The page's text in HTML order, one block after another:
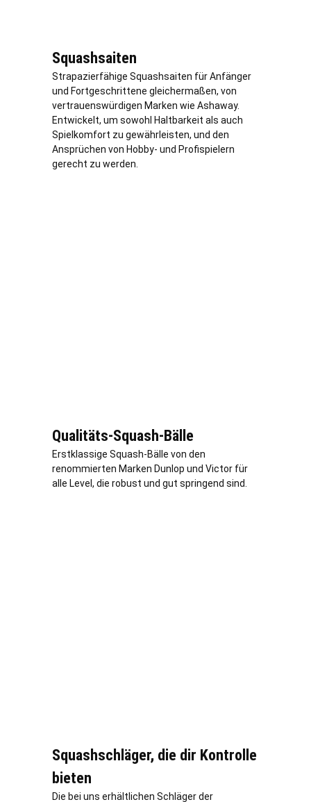
Squashsaiten
Strapazierfähige Squashsaiten für Anfänger
und Fortgeschrittene gleichermaßen, von
vertrauenswürdigen Marken wie Ashaway.
Entwickelt, um sowohl Haltbarkeit als auch
Spielkomfort zu gewährleisten, und den
Ansprüchen von Hobby- und Profispielern
gerecht zu werden.
Qualitäts-Squash-Bälle
Erstklassige Squash-Bälle von den
renommierten Marken Dunlop und Victor für
alle Level, die robust und gut springend sind.
Squashschläger, die dir Kontrolle
bieten
Die bei uns erhältlichen Schläger der